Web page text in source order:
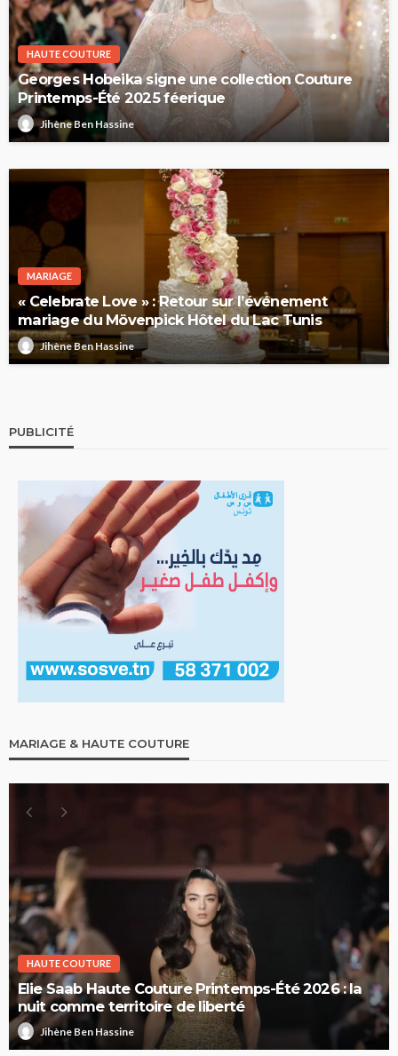
HAUTE COUTURE
Georges Hobeika signe une collection Couture
Printemps-Été 2025 féerique
Jihène Ben Hassine
MARIAGE
« Celebrate Love » : Retour sur l’événement
mariage du Mövenpick Hôtel du Lac Tunis
Jihène Ben Hassine
PUBLICITÉ
MARIAGE & HAUTE COUTURE
HAUTE COUTURE
Elie Saab Haute Couture Printemps-Été 2026 : la
nuit comme territoire de liberté
Jihène Ben Hassine